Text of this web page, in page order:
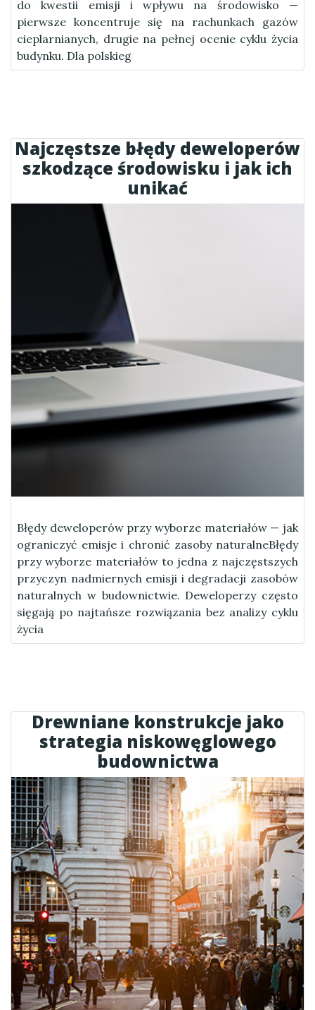
do kwestii emisji i wpływu na środowisko —
pierwsze koncentruje się na rachunkach gazów
cieplarnianych, drugie na pełnej ocenie cyklu życia
budynku. Dla polskieg
Najczęstsze błędy deweloperów
szkodzące środowisku i jak ich
unikać
Błędy deweloperów przy wyborze materiałów — jak
ograniczyć emisje i chronić zasoby naturalneBłędy
przy wyborze materiałów to jedna z najczęstszych
przyczyn nadmiernych emisji i degradacji zasobów
naturalnych w budownictwie. Deweloperzy często
sięgają po najtańsze rozwiązania bez analizy cyklu
życia
Drewniane konstrukcje jako
strategia niskowęglowego
budownictwa